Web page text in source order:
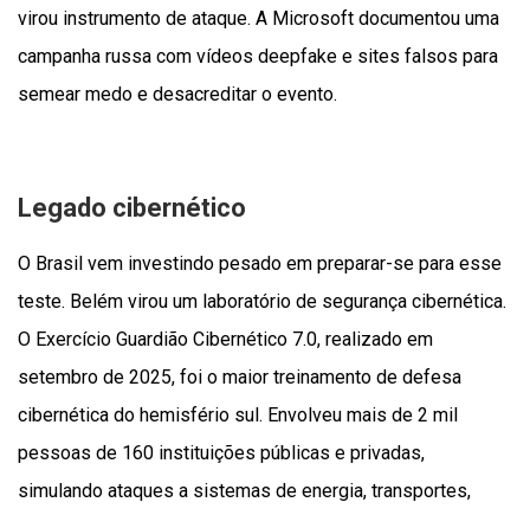
virou instrumento de ataque. A Microsoft documentou uma
campanha russa com vídeos deepfake e sites falsos para
semear medo e desacreditar o evento.
Legado cibernético
O Brasil vem investindo pesado em preparar-se para esse
teste. Belém virou um laboratório de segurança cibernética.
O Exercício Guardião Cibernético 7.0, realizado em
setembro de 2025, foi o maior treinamento de defesa
cibernética do hemisfério sul. Envolveu mais de 2 mil
pessoas de 160 instituições públicas e privadas,
simulando ataques a sistemas de energia, transportes,